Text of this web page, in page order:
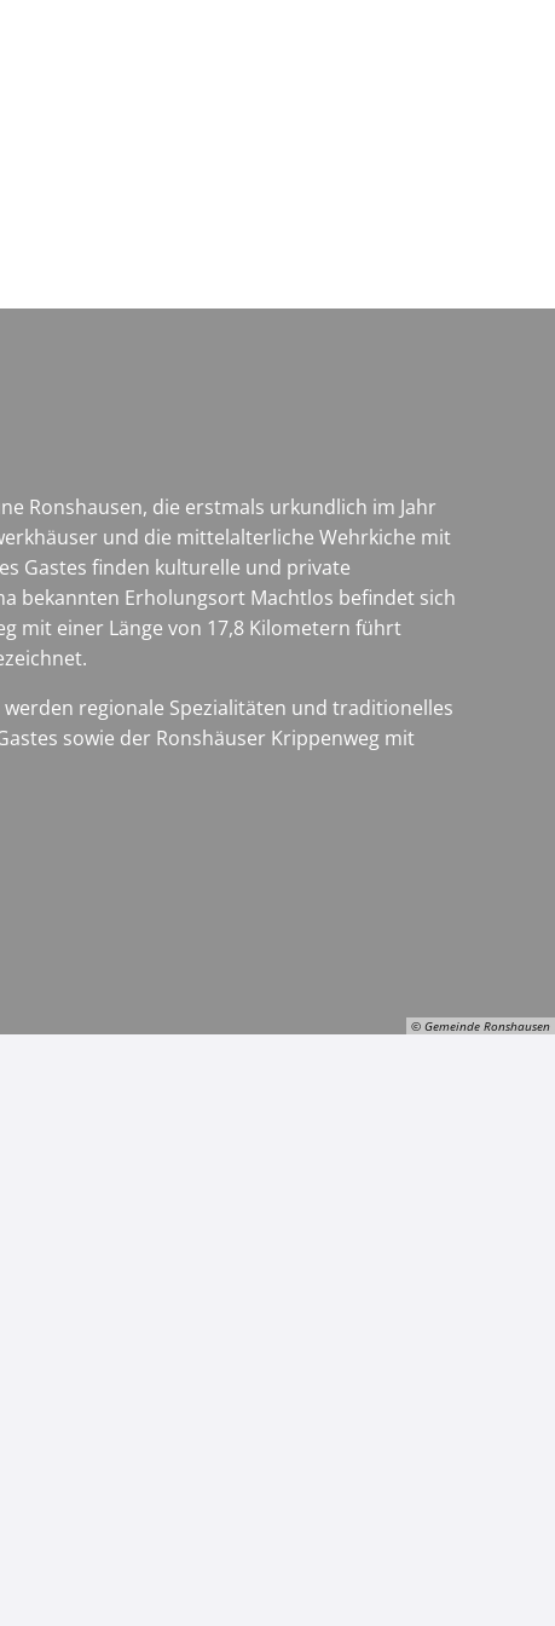
© Gemeinde Ronshausen
Ronshausen, die erstmals urkundlich im Jahr
und die mittelalterliche Wehrkiche mit
Gastes finden kulturelle und private
bekannten Erholungsort Machtlos befindet sich
mit einer Länge von 17,8 Kilometern führt
regionale Spezialitäten und traditionelles
sowie der Ronshäuser Krippenweg mit